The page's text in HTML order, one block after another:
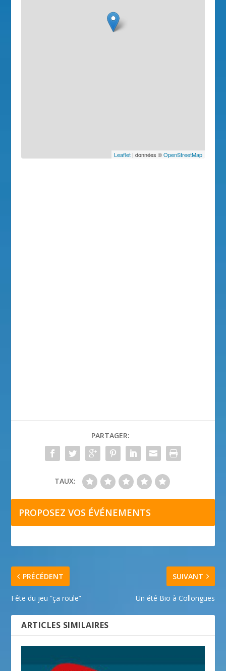
Leaflet| données ©OpenStreetMap
PARTAGER:
TAUX:
PROPOSEZ VOS ÉVÉNEMENTS
PRÉCÉDENT
Fête du jeu “ça roule”
SUIVANT
Un été Bio à Collongues
ARTICLES SIMILAIRES